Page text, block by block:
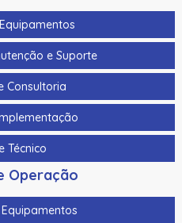
e Suporte
Consultoria
Técnico
Operação